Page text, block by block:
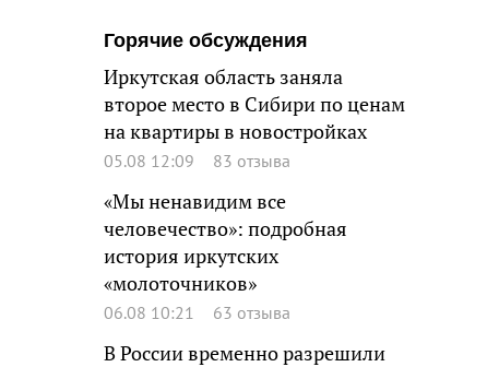
Горячие обсуждения
Иркутская область заняла
второе место в Сибири по ценам
на квартиры в новостройках
05.08 12:09 83 отзыва
«Мы ненавидим все
человечество»: подробная
история иркутских
«молоточников»
06.08 10:21 63 отзыва
В России временно разрешили